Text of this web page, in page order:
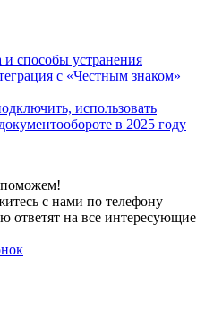
способы устранения
с «Честным знаком»
использовать
в 2025 году
с нами по телефону
ответят на все интересующие